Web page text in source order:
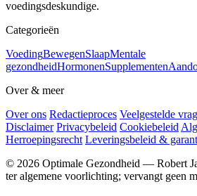
voedingsdeskundige.
Categorieën
VoedingBewegenSlaapMentale
gezondheidHormonenSupplementen
Over & meer
Over ons Redactieproces Veelgestelde
Disclaimer Privacybeleid Cookiebeleid
Herroepingsrecht Leveringsbeleid &
© 2026 Optimale Gezondheid — Robert
ter algemene voorlichting; vervangt geen